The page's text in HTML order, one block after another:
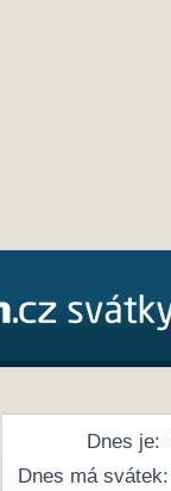
Dnes je:
Dnes má svátek: